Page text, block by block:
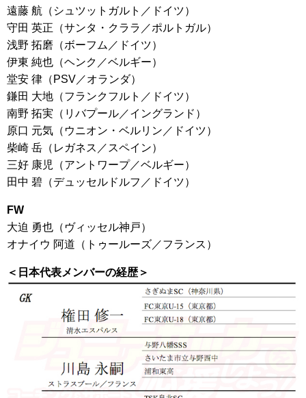
遠藤 航（シュツットガルト／ドイツ）
守田 英正（サンタ・クララ／ポルトガル）
浅野 拓磨（ボーフム／ドイツ）
伊東 純也（ヘンク／ベルギー）
堂安 律（PSV／オランダ）
鎌田 大地（フランクフルト／ドイツ）
南野 拓実（リバプール／イングランド）
原口 元気（ウニオン・ベルリン／ドイツ）
柴崎 岳（レガネス／スペイン）
三好 康児（アントワープ／ベルギー）
田中 碧（デュッセルドルフ／ドイツ）
FW
大迫 勇也（ヴィッセル神戸）
オナイウ 阿道（トゥールーズ／フランス）
＜日本代表メンバーの経歴＞